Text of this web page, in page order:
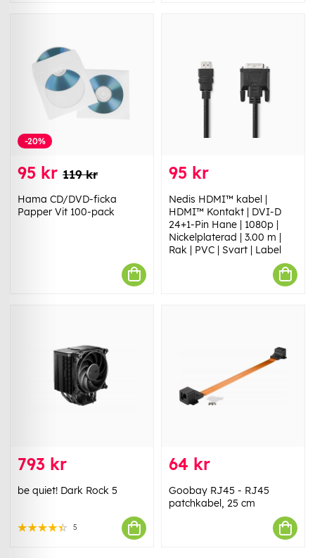
-20%
95 kr 119 kr
Hama CD/DVD-ficka
Papper Vit 100-pack
95 kr
Nedis HDMI™ kabel |
HDMI™ Kontakt | DVI-D
24+1-Pin Hane | 1080p |
Nickelplaterad | 3.00 m |
Rak | PVC | Svart | Label
793 kr
be quiet! Dark Rock 5
5
64 kr
Goobay RJ45 - RJ45
patchkabel, 25 cm